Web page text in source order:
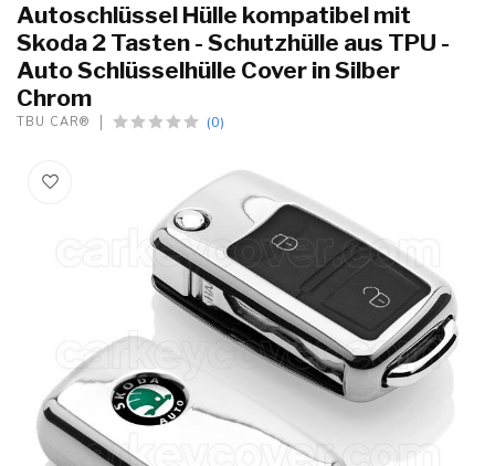
Autoschlüssel Hülle kompatibel mit
Skoda 2 Tasten - Schutzhülle aus TPU -
Auto Schlüsselhülle Cover in Silber
Chrom
TBU CAR® (0)